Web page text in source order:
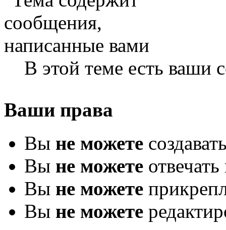
В этой теме есть ваши
Ваши права
Вы не можете
Вы не можете
Вы не можете
Вы не можете